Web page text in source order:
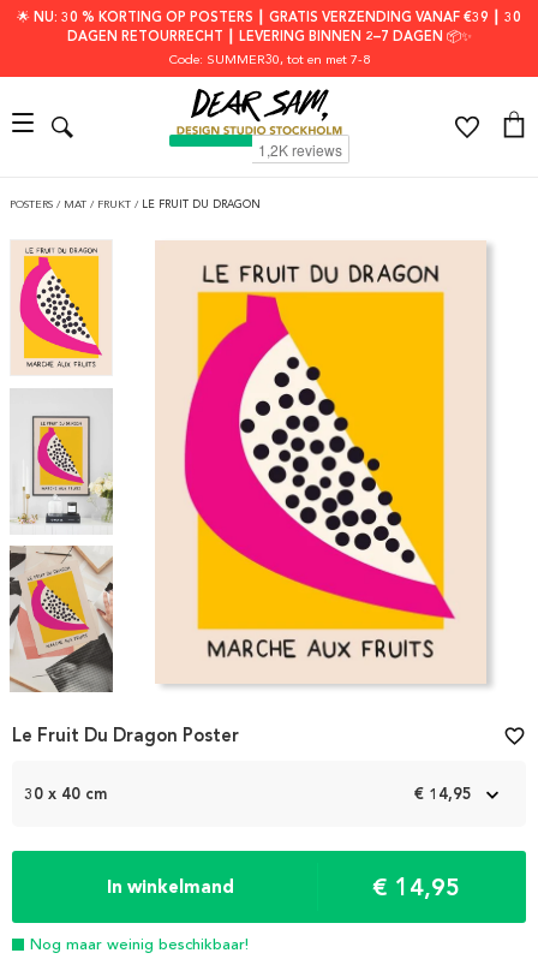
🌟 NU: 30 % KORTING OP POSTERS ┃ GRATIS VERZENDING VANAF €39 ┃ 30
DAGEN RETOURRECHT ┃ LEVERING BINNEN 2–7 DAGEN 📦✨
Code: SUMMER30, tot en met 7-8
POSTERS / MAT / FRUKT / LE FRUIT DU DRAGON
1
30 x 40 cm € 14,95
In winkelmand € 14,95
Nog maar weinig beschikbaar!
Le Fruit Du Dragon Poster favorite_border